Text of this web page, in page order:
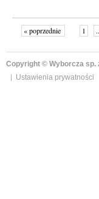
« poprzednie 1
Copyright © Wyborcza sp.
Ustawienia prywatności